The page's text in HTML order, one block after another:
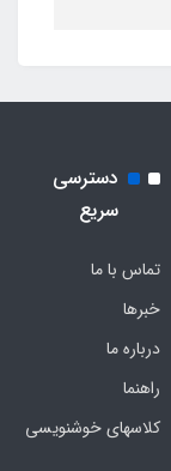
دسترسی
سریع
تماس با ما
خبرها
درباره ما
راهنما
کلاسهای خوشنویسی